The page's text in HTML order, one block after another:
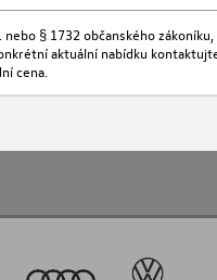
§ 1732 občanského zákoníku,
aktuální nabídku
cena.